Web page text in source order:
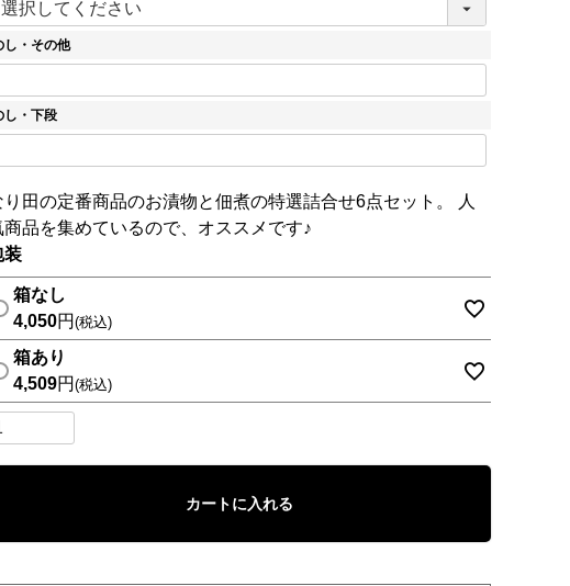
必
し・その他
し・下段
り田の定番商品のお漬物と佃煮の特選詰合せ6点セット。 人
商品を集めているので、オススメです♪
装
箱なし
4,050
税込
箱あり
4,509
税込
カートに入れる